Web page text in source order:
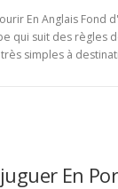
En Anglais Fond
qui suit des règles
simples à
En